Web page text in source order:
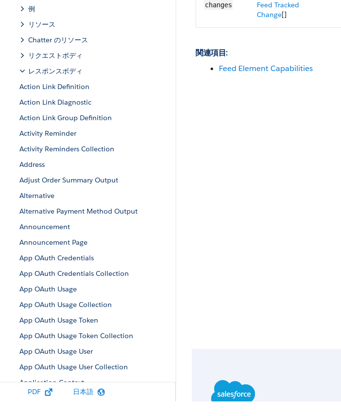
例
リソース
Chatter のリソース
リクエストボディ
レスポンスボディ
Action Link Definition
Action Link Diagnostic
Action Link Group Definition
Activity Reminder
Activity Reminders Collection
Address
Adjust Order Summary Output
Alternative
Alternative Payment Method Output
Announcement
Announcement Page
App OAuth Credentials
App OAuth Credentials Collection
App OAuth Usage
App OAuth Usage Collection
App OAuth Usage Token
App OAuth Usage Token Collection
App OAuth Usage User
App OAuth Usage User Collection
Application Context
Approval Capability
PDF 日本語
changes
Feed Tracked
Change[]
関連項目:
Feed Element Capabilities